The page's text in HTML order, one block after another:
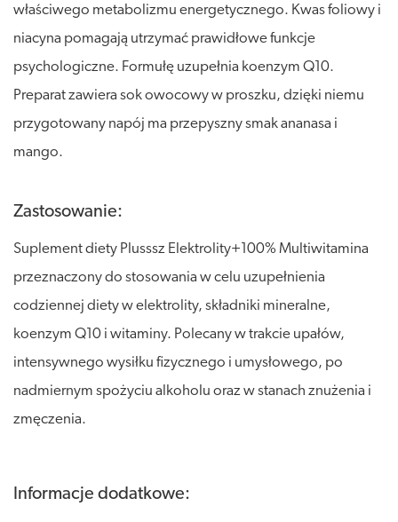
właściwego metabolizmu energetycznego. Kwas foliowy i
niacyna pomagają utrzymać prawidłowe funkcje
psychologiczne. Formułę uzupełnia koenzym Q10.
Preparat zawiera sok owocowy w proszku, dzięki niemu
przygotowany napój ma przepyszny smak ananasa i
mango.
Zastosowanie:
Suplement diety Plusssz Elektrolity+100% Multiwitamina
przeznaczony do stosowania w celu uzupełnienia
codziennej diety w elektrolity, składniki mineralne,
koenzym Q10 i witaminy. Polecany w trakcie upałów,
intensywnego wysiłku fizycznego i umysłowego, po
nadmiernym spożyciu alkoholu oraz w stanach znużenia i
zmęczenia.
Informacje dodatkowe: